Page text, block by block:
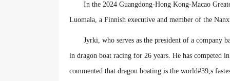
In the 2024 Guangdong-Hong Kong-Macao
Luomala, a Finnish executive and member of the
Jyrki, who serves as the president of a company
in dragon boat racing for 26 years. He has competed
commented that dragon boating is the world#39;s